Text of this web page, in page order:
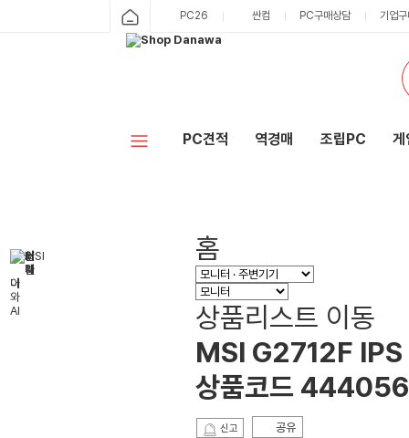
PC26 싼컴 PC구매상담 기업
PC견적 역경매 조립PC 게
홈
상품리스트 이동
MSI G2712F IPS
상품코드
신고 공유